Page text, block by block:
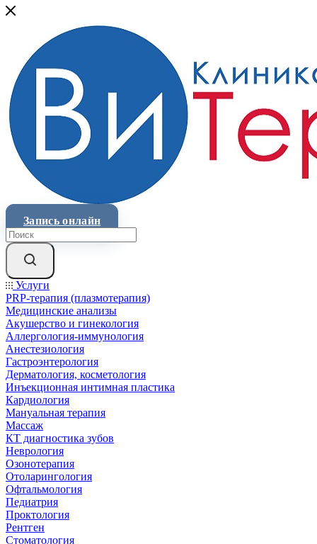
Запись онлайн
Услуги
PRP-терапия (плазмотерапия)
Медицинские анализы
Акушерство и гинекология
Аллергология-иммунология
Анестезиология
Гастроэнтерология
Дерматология, косметология
Инъекционная интимная пластика
Кардиология
Мануальная терапия
Массаж
КТ диагностика зубов
Неврология
Озонотерапия
Отоларингология
Офтальмология
Педиатрия
Проктология
Рентген
Стоматология